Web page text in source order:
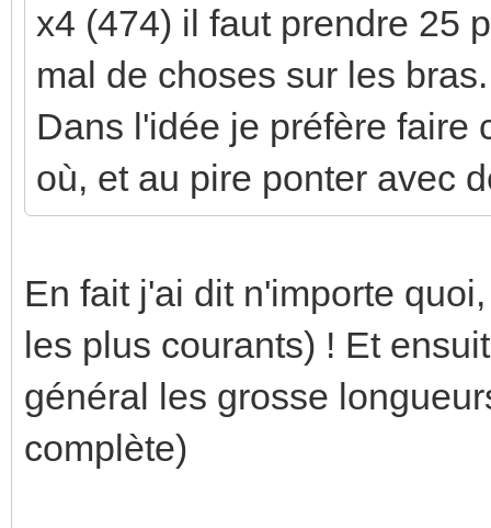
x4 (474) il faut prendre 25
mal de choses sur les bras.
Dans l'idée je préfère faire
où, et au pire ponter avec
En fait j'ai dit n'importe
les plus courants) ! Et
général les grosse
complète)